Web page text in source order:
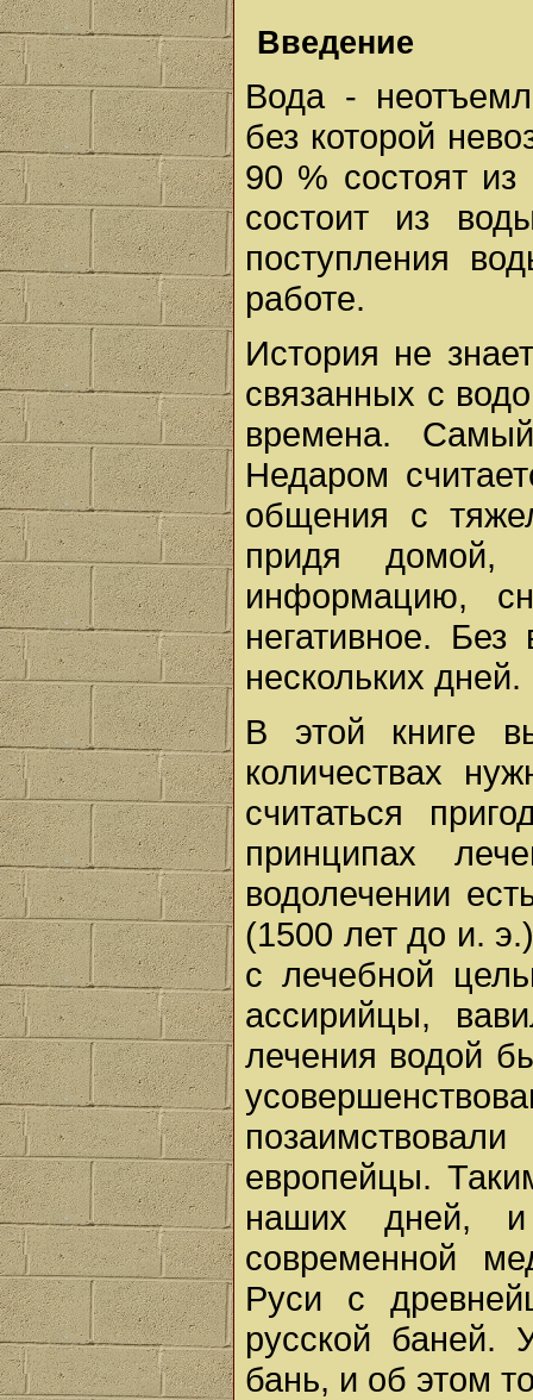
Введение
Вода -
без которой
90 % состоят
состоит из
поступления
работе.
История не
связанных с
времена.
Недаром
общения с
придя
информацию,
негативное.
нескольких дней.
В этой книге
количествах
считаться
принципах
водолечении
(1500 лет до и.
с лечебной
ассирийцы,
лечения водой
европейцы.
наших дней,
современной
Руси с
русской баней.
бань, и об этом